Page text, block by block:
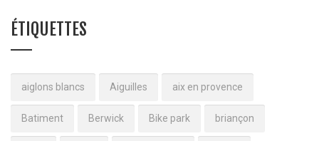
ÉTIQUETTES
aiglons blancs Aiguilles aix en provence
Batiment Berwick Bike park briançon